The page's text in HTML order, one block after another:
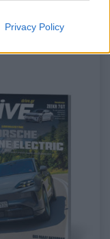
Privacy Policy